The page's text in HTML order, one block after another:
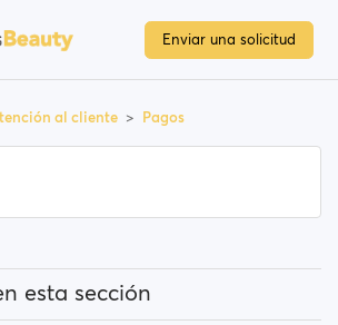
Enviar una solicitud
al cliente Pagos
esta sección